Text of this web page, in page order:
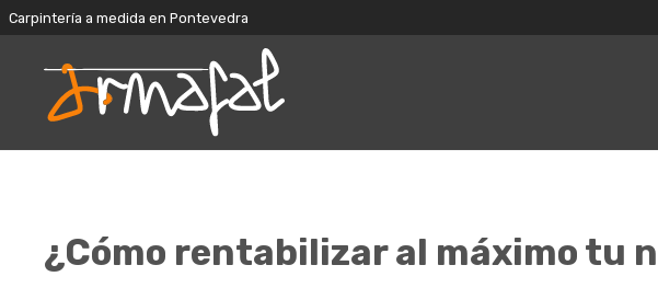
Carpintería a medida en Pontevedra
¿Cómo rentabilizar al máximo tu